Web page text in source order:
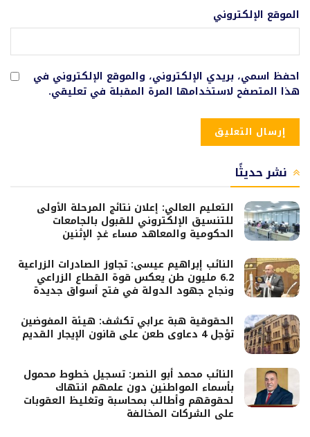
الموقع الإلكتروني
احفظ اسمي، بريدي الإلكتروني، والموقع الإلكتروني في
هذا المتصفح لاستخدامها المرة المقبلة في تعليقي.
نشر حديثًا
التعليم العالي: إعلان نتائج المرحلة الأولى
للتنسيق الإلكتروني للقبول بالجامعات
الحكومية والمعاهد مساء غدٍ الإثنين
النائب إبراهيم عيسى: تجاوز الصادرات الزراعية
6.2 مليون طن يعكس قوة القطاع الزراعي
ونجاح جهود الدولة في فتح أسواق جديدة
الحقوقية هبة عرابي تكشف: هيئة المفوضين
تؤجل 4 دعاوى طعن على قانون الإيجار القديم
النائب محمد أبو النصر: تسجيل خطوط محمول
بأسماء المواطنين دون علمهم انتهاك
لحقوقهم وأطالب بمحاسبة وتغليظ العقوبات
على الشركات المخالفة